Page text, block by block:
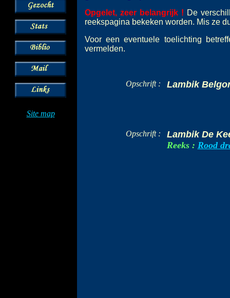
Site map
Opgelet, zeer belangrijk ! De
reekspagina bekeken worden. Mis ze
Voor een eventuele toelichting
vermelden.
Opschrift : Lambik
Opschrift :
Lambik De
Reeks : Rood